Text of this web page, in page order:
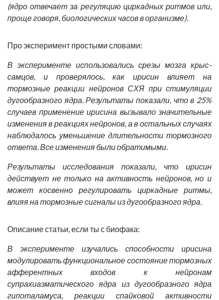
(ядро отвечает за регуляцию циркадных ритмов или,
проще говоря, биологических часов в организме).
Про эксперимент простыми словами:
В эксперименте использовались срезы мозга крыс-
самцов, и проверялось, как ирисин влияет на
тормозные реакции нейронов СХЯ при стимуляции
дугообразного ядра. Результаты показали, что в 25%
случаев применение ирисина вызывало значительные
изменения в реакциях нейронов, а в остальных случаях
наблюдалось уменьшение длительности тормозного
ответа. Все изменения были обратимыми.
Результаты исследования показали, что ирисин
действует не только на активность нейронов, но и
может косвенно регулировать циркадные ритмы,
влияя на тормозные сигналы из дугообразного ядра.
Описание статьи, если ты с биофака:
В эксперименте изучались способности ирисина
модулировать функциональное состояние тормозных
афферентных входов к нейронам
супрахиазматического ядра из дугообразного ядра
гипоталамуса, реакции спайковой активности